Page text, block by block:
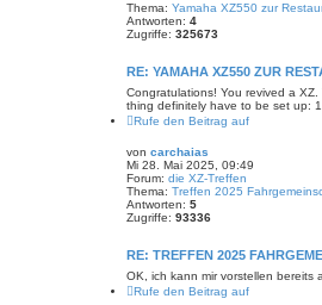
Thema: Yamaha XZ550 zur
Antworten: 4
Zugriffe: 325673
RE: YAMAHA XZ550 ZUR
Congratulations! You revived a
thing definitely have to be set up:
Rufe den Beitrag auf
von carchaias
Mi 28. Mai 2025, 09:49
Forum: die XZ-Treffen
Thema: Treffen 2025
Antworten: 5
Zugriffe: 93336
RE: TREFFEN 2025
OK, ich kann mir vorstellen bereits
Rufe den Beitrag auf